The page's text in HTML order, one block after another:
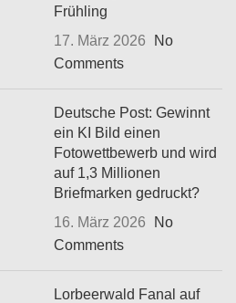
Frühling
17. März 2026
No
Comments
Deutsche Post: Gewinnt
ein KI Bild einen
Fotowettbewerb und wird
auf 1,3 Millionen
Briefmarken gedruckt?
16. März 2026
No
Comments
Lorbeerwald Fanal auf